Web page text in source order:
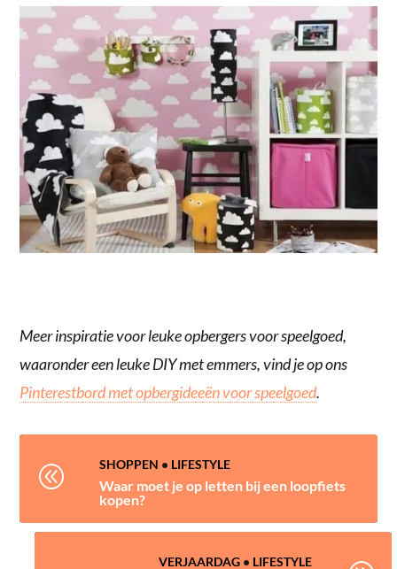
Meer inspiratie voor leuke opbergers voor speelgoed,
waaronder een leuke DIY met emmers, vind je op ons
Pinterestbord met opbergideeën voor speelgoed.
@ SHOPPEN • LIFESTYLE
Waar moet je op letten bij een loopfiets
kopen?
VERJAARDAG• LIFESTYLE